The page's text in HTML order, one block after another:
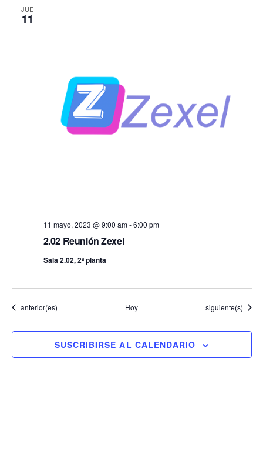
JUE
11
2.02 Reunión Zexel
11 mayo, 2023 @ 9:00 am-6:00 pm
Sala 2.02, 2ª planta
Eventos
anterior(es) Hoy Eventos
siguiente(s)
SUSCRIBIRSE AL CALENDARIO